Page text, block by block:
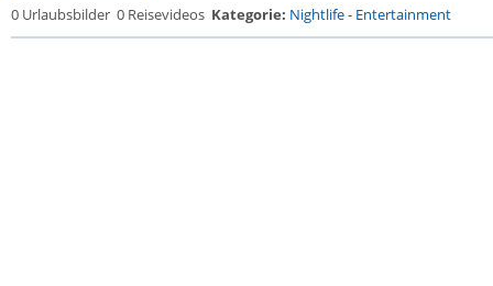
0 Urlaubsbilder 0 Reisevideos Kategorie: Nightlife- Entertainment